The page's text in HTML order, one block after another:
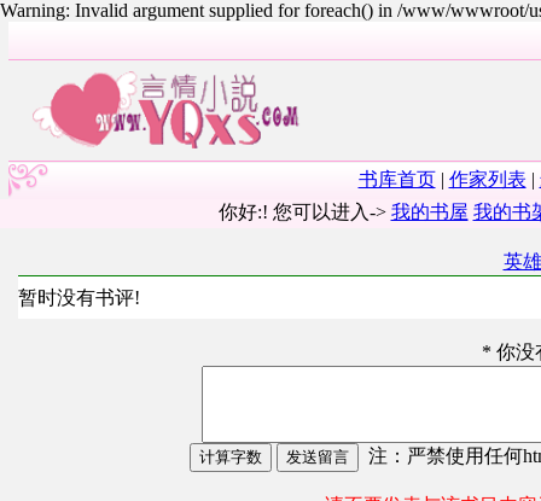
Warning: Invalid argument supplied for foreach() in /www/wwwroot/
书库首页| 作家列表 |
你好:! 您可以进入-> 我的书屋 我的书
英
暂时没有书评!
* 你没
注：严禁使用任何